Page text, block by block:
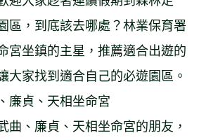
區，到底該去哪處？林業保育署
宮坐鎮的主星，推薦適合出遊的
大家找到適合自己的必遊園區。
廉貞、天相坐命宮
、廉貞、天相坐命宮的朋友，